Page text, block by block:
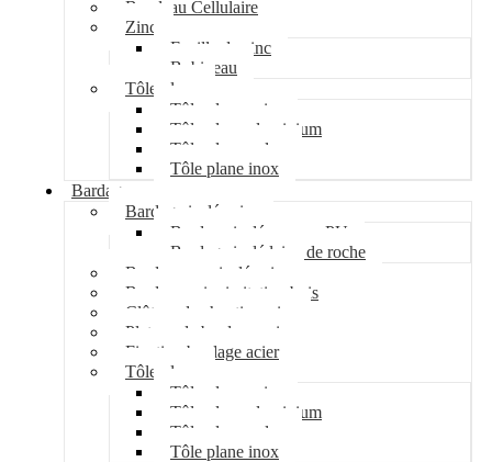
Bandeau Cellulaire
Zinc
Feuille de zinc
Bobineau
Tôle plane
Tôle plane acier
Tôle plane aluminium
Tôle plane galva
Tôle plane inox
Bardage
Bardage isolé acier
Bardage isolé mousse PU
Bardage isolé laine de roche
Bardage non isolé acier
Bardage acier imitation bois
Clôture de chantier acier
Plateau de bardage acier
Fixation bardage acier
Tôle plane
Tôle plane acier
Tôle plane aluminium
Tôle plane galva
Tôle plane inox